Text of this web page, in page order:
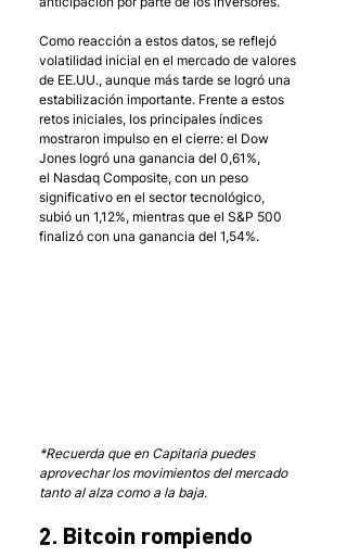
Como reacción a estos datos, se reflejó
volatilidad inicial en el mercado de valores
de EE.UU., aunque más tarde se logró una
estabilización importante. Frente a estos
retos iniciales, los principales índices
mostraron impulso en el cierre: el Dow
Jones logró una ganancia del 0,61%,
el Nasdaq Composite, con un peso
significativo en el sector tecnológico,
subió un 1,12%, mientras que el S&P 500
finalizó con una ganancia del 1,54%.
*Recuerda que en Capitaria puedes
aprovechar los movimientos del mercado
tanto al alza como a la baja.
2. Bitcoin rompiendo